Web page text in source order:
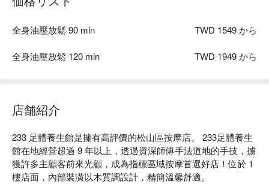
全身油壓放鬆 90 min TWD 1549 から
全身油壓放鬆 120 min TWD 1949 から
店舗紹介
233 足體養生館是擁有高評價的松山區按摩店。 233足體養生
館在地經營超過 9 年以上，透過資深師傅手法道地的手技，擄
獲許多主顧客前來光顧，成為指標區域按摩首選好店！位於 1
樓店面，內部裝潢以木質調設計，精簡溫馨舒適。